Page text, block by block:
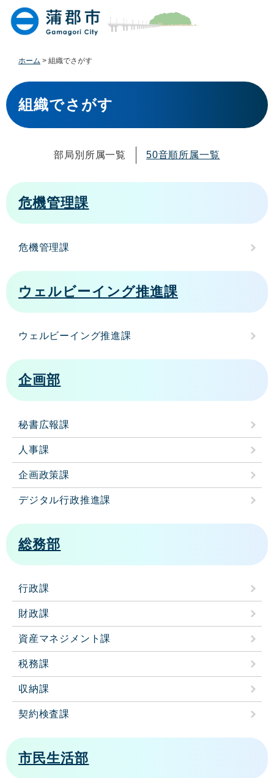
す
。
し
て
ホーム > 組織でさがす
本
文
組織でさがす
部局別所属一覧 50音順所属一覧
危機管理課
危機管理課
ウェルビーイング推進課
ウェルビーイング推進課
企画部
秘書広報課
人事課
企画政策課
デジタル行政推進課
総務部
行政課
財政課
資産マネジメント課
税務課
収納課
契約検査課
市民生活部